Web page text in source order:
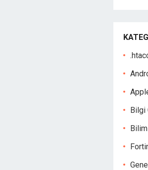
Bilgi
Bilim